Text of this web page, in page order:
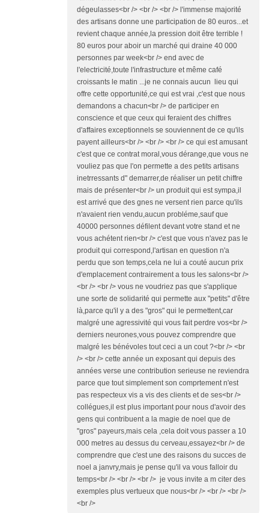
dégeulasses<br /> <br /> <br /> l'immense majorité
des artisans donne une participation de 80 euros...et
revient chaque année,la pression doit être terrible !
80 euros pour aboir un marché qui draine 40 000
personnes par week<br /> end avec de
l'electricité,toute l'infrastructure et même café
croissants le matin ...je ne connais aucun lieu qui
offre cette opportunité,ce qui est vrai ,c'est que nous
demandons a chacun<br /> de participer en
conscience et que ceux qui feraient des chiffres
d'affaires exceptionnels se souviennent de ce qu'ils
payent ailleurs<br /> <br /> <br /> ce qui est amusant
c'est que ce contrat moral,vous dérange,que vous ne
vouliez pas que l'on permette a des petits artisans
inetrressants d" demarrer,de réaliser un petit chiffre
mais de présenter<br /> un produit qui est sympa,il
est arrivé que des gnes ne versent rien parce qu'ils
n'avaient rien vendu,aucun probléme,sauf que
40000 personnes défilent devant votre stand et ne
vous achétent rien<br /> c'est que vous n'avez pas le
produit qui correspond,l'artisan en question n'a
perdu que son temps,cela ne lui a couté aucun prix
d'emplacement contrairement a tous les salons<br />
<br /> <br /> vous ne voudriez pas que s'applique
une sorte de solidarité qui permette aux "petits" d'être
là,parce qu'il y a des "gros" qui le permettent,car
malgré une agressivité qui vous fait perdre vos<br />
derniers neurones,vous pouvez comprendre que
malgré les bénévoles tout ceci a un cout ?<br /> <br
/> <br /> cette année un exposant qui depuis des
années verse une contribution serieuse ne reviendra
parce que tout simplement son comprtement n'est
pas respecteux vis a vis des clients et de ses<br />
collégues,il est plus important pour nous d'avoir des
gens qui contribuent a la magie de noel que de
"gros" payeurs,mais cela ,cela doit vous passer a 10
000 metres au dessus du cerveau,essayez<br /> de
comprendre que c'est une des raisons du succes de
noel a janvry,mais je pense qu'il va vous falloir du
temps<br /> <br /> <br /> je vous invite a m citer des
exemples plus vertueux que nous<br /> <br /> <br />
<br />